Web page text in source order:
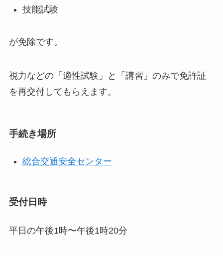
技能試験
が免除です。
視力などの「適性試験」と「講習」のみで免許証
を再交付してもらえます。
手続き場所
総合交通安全センター
受付日時
平日の午後1時〜午後1時20分